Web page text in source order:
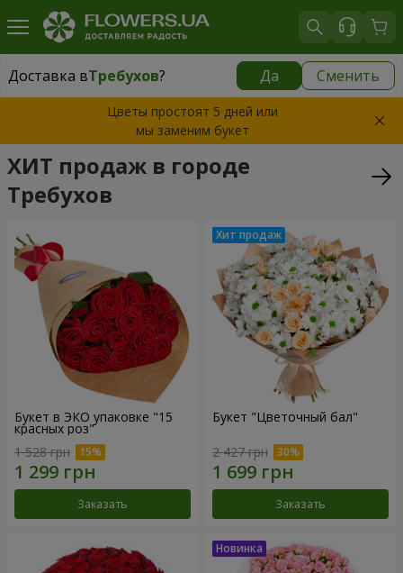
Доставка вТребухов? Да Сменить
Доставка вТребухов|
Цветы простоят 5 дней или
мы заменим букет
ХИТ продаж в городе
Требухов
Букет в ЭКО упаковке "15
красных роз"
1 528 грн
Заказать
Букет "Цветочный бал"
2 427 грн
Заказать